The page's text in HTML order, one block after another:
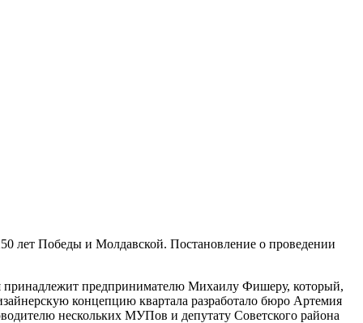
лет Победы и Молдавской. Постановление о проведении
предпринимателю Михаилу Фишеру, который,
концепцию квартала разработало бюро Артемия
нескольких МУПов и депутату Советского района